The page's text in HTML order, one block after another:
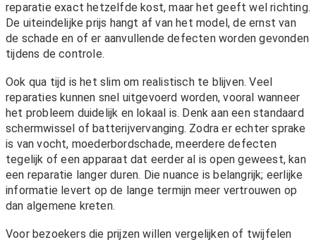
reparatie exact hetzelfde kost, maar het geeft wel richting.
De uiteindelijke prijs hangt af van het model, de ernst van
de schade en of er aanvullende defecten worden gevonden
tijdens de controle.
Ook qua tijd is het slim om realistisch te blijven. Veel
reparaties kunnen snel uitgevoerd worden, vooral wanneer
het probleem duidelijk en lokaal is. Denk aan een standaard
schermwissel of batterijvervanging. Zodra er echter sprake
is van vocht, moederbordschade, meerdere defecten
tegelijk of een apparaat dat eerder al is open geweest, kan
een reparatie langer duren. Die nuance is belangrijk; eerlijke
informatie levert op de lange termijn meer vertrouwen op
dan algemene kreten.
Voor bezoekers die prijzen willen vergelijken of twijfelen